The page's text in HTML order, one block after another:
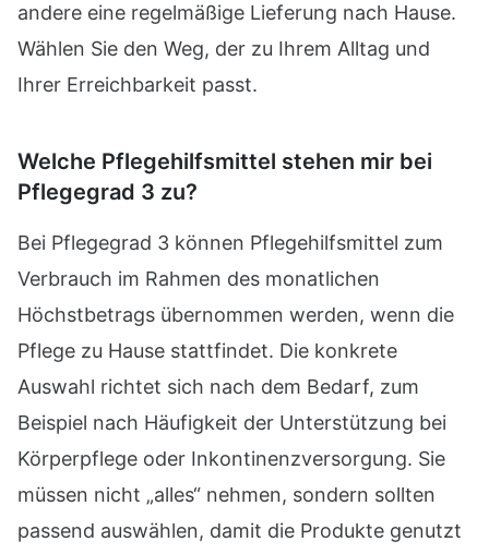
andere eine regelmäßige Lieferung nach Hause.
Wählen Sie den Weg, der zu Ihrem Alltag und
Ihrer Erreichbarkeit passt.
Welche Pflegehilfsmittel stehen mir bei
Pflegegrad 3 zu?
Bei Pflegegrad 3 können Pflegehilfsmittel zum
Verbrauch im Rahmen des monatlichen
Höchstbetrags übernommen werden, wenn die
Pflege zu Hause stattfindet. Die konkrete
Auswahl richtet sich nach dem Bedarf, zum
Beispiel nach Häufigkeit der Unterstützung bei
Körperpflege oder Inkontinenzversorgung. Sie
müssen nicht „alles“ nehmen, sondern sollten
passend auswählen, damit die Produkte genutzt